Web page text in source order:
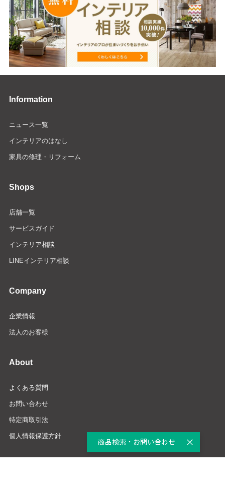
Information
ニュース一覧
インテリアのはなし
家具の修理・リフォーム
Shops
店舗一覧
サービスガイド
インテリア相談
LINEインテリア相談
Company
企業情報
法人のお客様
About
よくある質問
お問い合わせ
特定商取引法
個人情報保護方針
商品検索・お問い合わせ